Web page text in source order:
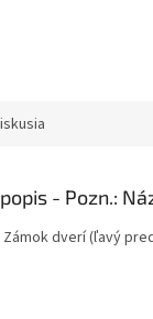
Zámok dverí (ľavý